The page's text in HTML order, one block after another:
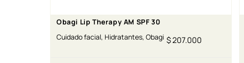
Obagi Lip Therapy AM SPF 30
Cuidado facial, Hidratantes, Obagi $207.000